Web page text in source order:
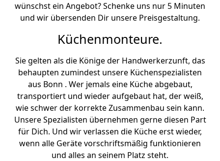
wünschst ein Angebot? Schenke uns nur 5 Minuten
und wir übersenden Dir unsere Preisgestaltung.
Küchenmonteure.
Sie gelten als die Könige der Handwerkerzunft, das
behaupten zumindest unsere Küchenspezialisten
aus Bonn . Wer jemals eine Küche abgebaut,
transportiert und wieder aufgebaut hat, der weiß,
wie schwer der korrekte Zusammenbau sein kann.
Unsere Spezialisten übernehmen gerne diesen Part
für Dich. Und wir verlassen die Küche erst wieder,
wenn alle Geräte vorschriftsmäßig funktionieren
und alles an seinem Platz steht.